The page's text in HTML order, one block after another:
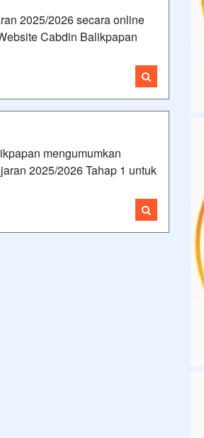
2025/2026 secara online
Cabdin Balikpapan
mengumumkan
2025/2026 Tahap 1 untuk